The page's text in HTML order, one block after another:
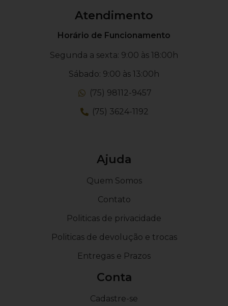
Atendimento
Horário de Funcionamento
Segunda a sexta: 9:00 às 18:00h
Sábado: 9:00 às 13:00h
(75) 98112-9457
(75) 3624-1192
Ajuda
Quem Somos
Contato
Politicas de privacidade
Politicas de devolução e trocas
Entregas e Prazos
Conta
Cadastre-se